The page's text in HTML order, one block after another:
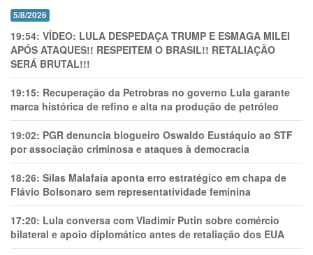
5/8/2026
19:54: VÍDEO: LULA DESPEDAÇA TRUMP E ESMAGA MILEI
APÓS ATAQUES!! RESPEITEM O BRASIL!! RETALIAÇÃO
SERÁ BRUTAL!!!
19:15: Recuperação da Petrobras no governo Lula garante
marca histórica de refino e alta na produção de petróleo
19:02: PGR denuncia blogueiro Oswaldo Eustáquio ao STF
por associação criminosa e ataques à democracia
18:26: Silas Malafaia aponta erro estratégico em chapa de
Flávio Bolsonaro sem representatividade feminina
17:20: Lula conversa com Vladimir Putin sobre comércio
bilateral e apoio diplomático antes de retaliação dos EUA